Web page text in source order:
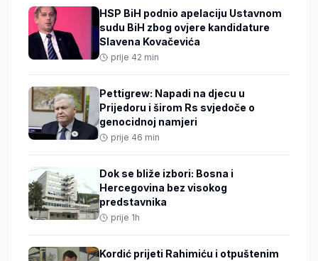
HSP BiH podnio apelaciju Ustavnom
sudu BiH zbog ovjere kandidature
Slavena Kovačevića
prije 42 min
Pettigrew: Napadi na djecu u
Prijedoru i širom Rs svjedoče o
genocidnoj namjeri
prije 46 min
Dok se bliže izbori: Bosna i
Hercegovina bez visokog
predstavnika
prije 1h
Kordić prijeti Rahimiću i otpuštenim